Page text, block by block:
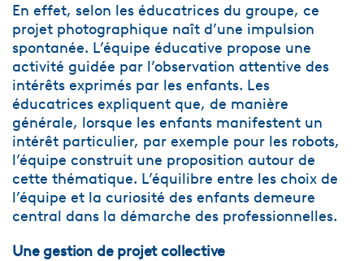
En effet, selon les éducatrices du groupe, ce
projet photographique naît d’une impulsion
spontanée. L’équipe éducative propose une
activité guidée par l’observation attentive des
intérêts exprimés par les enfants. Les
éducatrices expliquent que, de manière
générale, lorsque les enfants manifestent un
intérêt particulier, par exemple pour les robots,
l’équipe construit une proposition autour de
cette thématique. L’équilibre entre les choix de
l’équipe et la curiosité des enfants demeure
central dans la démarche des professionnelles.
Une gestion de projet collective